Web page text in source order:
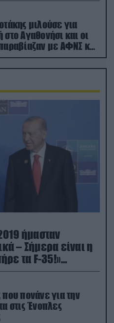
μιλούσε για
Αγαθονήσι και οι
με ΑΦΝΣ και
ήμασταν
– Σήμερα είναι η
τα F-35!»
που πονάνε για την
στις Ένοπλες